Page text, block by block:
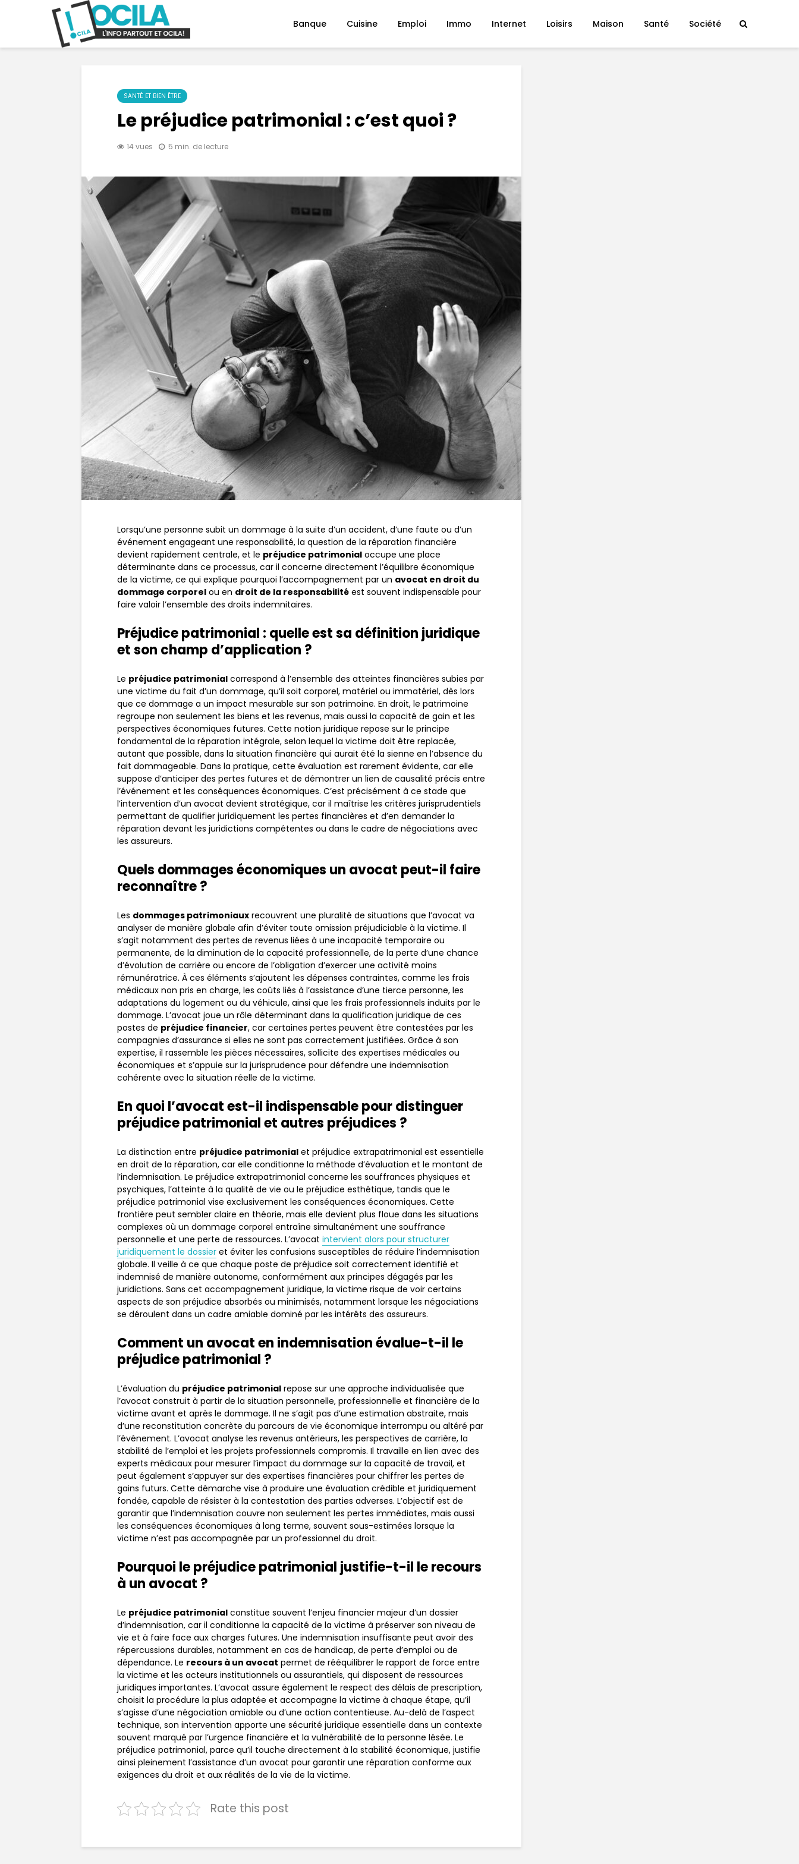
Banque Cuisine Emploi Immo Internet Loisirs Maison Santé Société
SANTÉ ET BIEN ÊTRE
Le préjudice patrimonial : c’est quoi ?
14 vues 5 min. de lecture
Lorsqu’une personne subit un dommage à la suite d’un accident, d’une faute ou d’un
événement engageant une responsabilité, la question de la réparation financière
devient rapidement centrale, et le préjudice patrimonial occupe une place
déterminante dans ce processus, car il concerne directement l’équilibre économique
de la victime, ce qui explique pourquoi l’accompagnement par un avocat en droit du
dommage corporel ou en droit de la responsabilité est souvent indispensable pour
faire valoir l’ensemble des droits indemnitaires.
Préjudice patrimonial : quelle est sa définition juridique
et son champ d’application ?
Le préjudice patrimonial correspond à l’ensemble des atteintes financières subies par
une victime du fait d’un dommage, qu’il soit corporel, matériel ou immatériel, dès lors
que ce dommage a un impact mesurable sur son patrimoine. En droit, le patrimoine
regroupe non seulement les biens et les revenus, mais aussi la capacité de gain et les
perspectives économiques futures. Cette notion juridique repose sur le principe
fondamental de la réparation intégrale, selon lequel la victime doit être replacée,
autant que possible, dans la situation financière qui aurait été la sienne en l’absence du
fait dommageable. Dans la pratique, cette évaluation est rarement évidente, car elle
suppose d’anticiper des pertes futures et de démontrer un lien de causalité précis entre
l’événement et les conséquences économiques. C’est précisément à ce stade que
l’intervention d’un avocat devient stratégique, car il maîtrise les critères jurisprudentiels
permettant de qualifier juridiquement les pertes financières et d’en demander la
réparation devant les juridictions compétentes ou dans le cadre de négociations avec
les assureurs.
Quels dommages économiques un avocat peut-il faire
reconnaître ?
Les dommages patrimoniaux recouvrent une pluralité de situations que l’avocat va
analyser de manière globale afin d’éviter toute omission préjudiciable à la victime. Il
s’agit notamment des pertes de revenus liées à une incapacité temporaire ou
permanente, de la diminution de la capacité professionnelle, de la perte d’une chance
d’évolution de carrière ou encore de l’obligation d’exercer une activité moins
rémunératrice. À ces éléments s’ajoutent les dépenses contraintes, comme les frais
médicaux non pris en charge, les coûts liés à l’assistance d’une tierce personne, les
adaptations du logement ou du véhicule, ainsi que les frais professionnels induits par le
dommage. L’avocat joue un rôle déterminant dans la qualification juridique de ces
postes de préjudice financier, car certaines pertes peuvent être contestées par les
compagnies d’assurance si elles ne sont pas correctement justifiées. Grâce à son
expertise, il rassemble les pièces nécessaires, sollicite des expertises médicales ou
économiques et s’appuie sur la jurisprudence pour défendre une indemnisation
cohérente avec la situation réelle de la victime.
En quoi l’avocat est-il indispensable pour distinguer
préjudice patrimonial et autres préjudices ?
La distinction entre préjudice patrimonial et préjudice extrapatrimonial est essentielle
en droit de la réparation, car elle conditionne la méthode d’évaluation et le montant de
l’indemnisation. Le préjudice extrapatrimonial concerne les souffrances physiques et
psychiques, l’atteinte à la qualité de vie ou le préjudice esthétique, tandis que le
préjudice patrimonial vise exclusivement les conséquences économiques. Cette
frontière peut sembler claire en théorie, mais elle devient plus floue dans les situations
complexes où un dommage corporel entraîne simultanément une souffrance
personnelle et une perte de ressources. L’avocat intervient alors pour structurer
juridiquement le dossier et éviter les confusions susceptibles de réduire l’indemnisation
globale. Il veille à ce que chaque poste de préjudice soit correctement identifié et
indemnisé de manière autonome, conformément aux principes dégagés par les
juridictions. Sans cet accompagnement juridique, la victime risque de voir certains
aspects de son préjudice absorbés ou minimisés, notamment lorsque les négociations
se déroulent dans un cadre amiable dominé par les intérêts des assureurs.
Comment un avocat en indemnisation évalue-t-il le
préjudice patrimonial ?
L’évaluation du préjudice patrimonial repose sur une approche individualisée que
l’avocat construit à partir de la situation personnelle, professionnelle et financière de la
victime avant et après le dommage. Il ne s’agit pas d’une estimation abstraite, mais
d’une reconstitution concrète du parcours de vie économique interrompu ou altéré par
l’événement. L’avocat analyse les revenus antérieurs, les perspectives de carrière, la
stabilité de l’emploi et les projets professionnels compromis. Il travaille en lien avec des
experts médicaux pour mesurer l’impact du dommage sur la capacité de travail, et
peut également s’appuyer sur des expertises financières pour chiffrer les pertes de
gains futurs. Cette démarche vise à produire une évaluation crédible et juridiquement
fondée, capable de résister à la contestation des parties adverses. L’objectif est de
garantir que l’indemnisation couvre non seulement les pertes immédiates, mais aussi
les conséquences économiques à long terme, souvent sous-estimées lorsque la
victime n’est pas accompagnée par un professionnel du droit.
Pourquoi le préjudice patrimonial justifie-t-il le recours
à un avocat ?
Le préjudice patrimonial constitue souvent l’enjeu financier majeur d’un dossier
d’indemnisation, car il conditionne la capacité de la victime à préserver son niveau de
vie et à faire face aux charges futures. Une indemnisation insuffisante peut avoir des
répercussions durables, notamment en cas de handicap, de perte d’emploi ou de
dépendance. Le recours à un avocat permet de rééquilibrer le rapport de force entre
la victime et les acteurs institutionnels ou assurantiels, qui disposent de ressources
juridiques importantes. L’avocat assure également le respect des délais de prescription,
choisit la procédure la plus adaptée et accompagne la victime à chaque étape, qu’il
s’agisse d’une négociation amiable ou d’une action contentieuse. Au-delà de l’aspect
technique, son intervention apporte une sécurité juridique essentielle dans un contexte
souvent marqué par l’urgence financière et la vulnérabilité de la personne lésée. Le
préjudice patrimonial, parce qu’il touche directement à la stabilité économique, justifie
ainsi pleinement l’assistance d’un avocat pour garantir une réparation conforme aux
exigences du droit et aux réalités de la vie de la victime.
Rate this post